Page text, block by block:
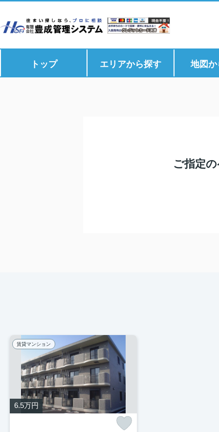
トップ エリアから探す 地図
ご指定
賃貸マンション
6.5万円